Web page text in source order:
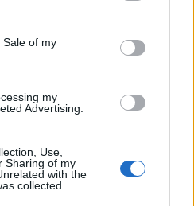
of my
my
Advertising.
Use,
Sharing of my
with the
collected.